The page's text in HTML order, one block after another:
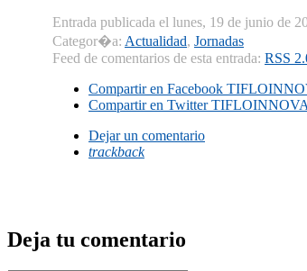
Entrada publicada el lunes, 19 de junio de
Categor�a: Actualidad, Jornadas
Feed de comentarios de esta entrada: RSS
Compartir en Facebook
Compartir en TwitterTIFLOINNOVA
Dejar un comentario
trackback
Deja tu comentario